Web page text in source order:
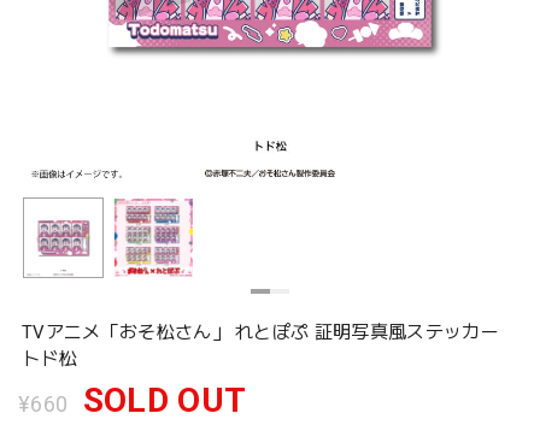
TVアニメ「おそ松さん」 れとぽぷ 証明写真風ステッカー
トド松
¥660 SOLD OUT